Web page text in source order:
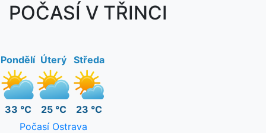
POČASÍ V TŘINCI
Pondělí
33 °C
Úterý
25 °C
Středa
23 °C
Počasí Ostrava